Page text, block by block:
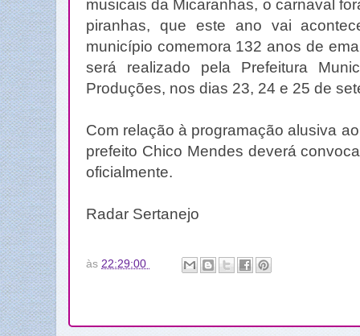
musicais da Micaranhas, o carnaval
piranhas, que este ano vai
município comemora 132 anos de
será realizado pela Prefeitura
Produções, nos dias 23, 24 e 25 de
Com relação à programação alusiva
prefeito Chico Mendes deverá
oficialmente.
Radar Sertanejo
às 22:29:00